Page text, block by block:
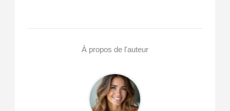
À propos de l'auteur